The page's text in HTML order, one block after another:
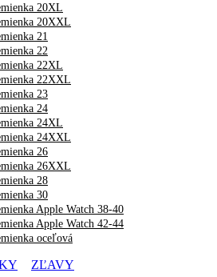
20XL
20XXL
21
22
22XL
22XXL
23
24
24XL
24XXL
26
26XXL
28
30
Apple Watch 38-40
Apple Watch 42-44
oceľová
ZĽAVY